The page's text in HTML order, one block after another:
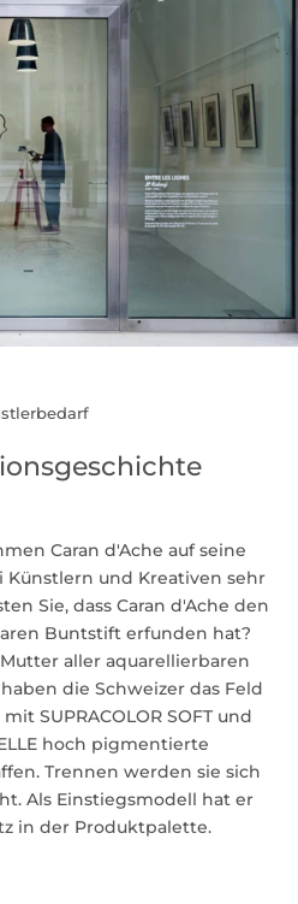
Caran d'Ache auf seine
und Kreativen sehr
Sie, dass Caran d'Ache den
Buntstift erfunden hat?
aller aquarellierbaren
die Schweizer das Feld
SUPRACOLOR SOFT und
hoch pigmentierte
Trennen werden sie sich
Als Einstiegsmodell hat er
in der Produktpalette.